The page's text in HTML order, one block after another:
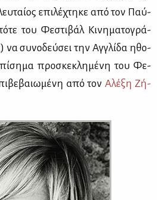
επι­λέ­χτη­κε από τον Παύ­
του Φε­στι­βάλ Κι­νη­μα­το­γρά­
να συ­νο­δεύ­σει την Αγ­γλί­δα ηθο­
προ­σκε­κλη­μέ­νη του Φε­
από τον Αλέ­ξη Ζή­